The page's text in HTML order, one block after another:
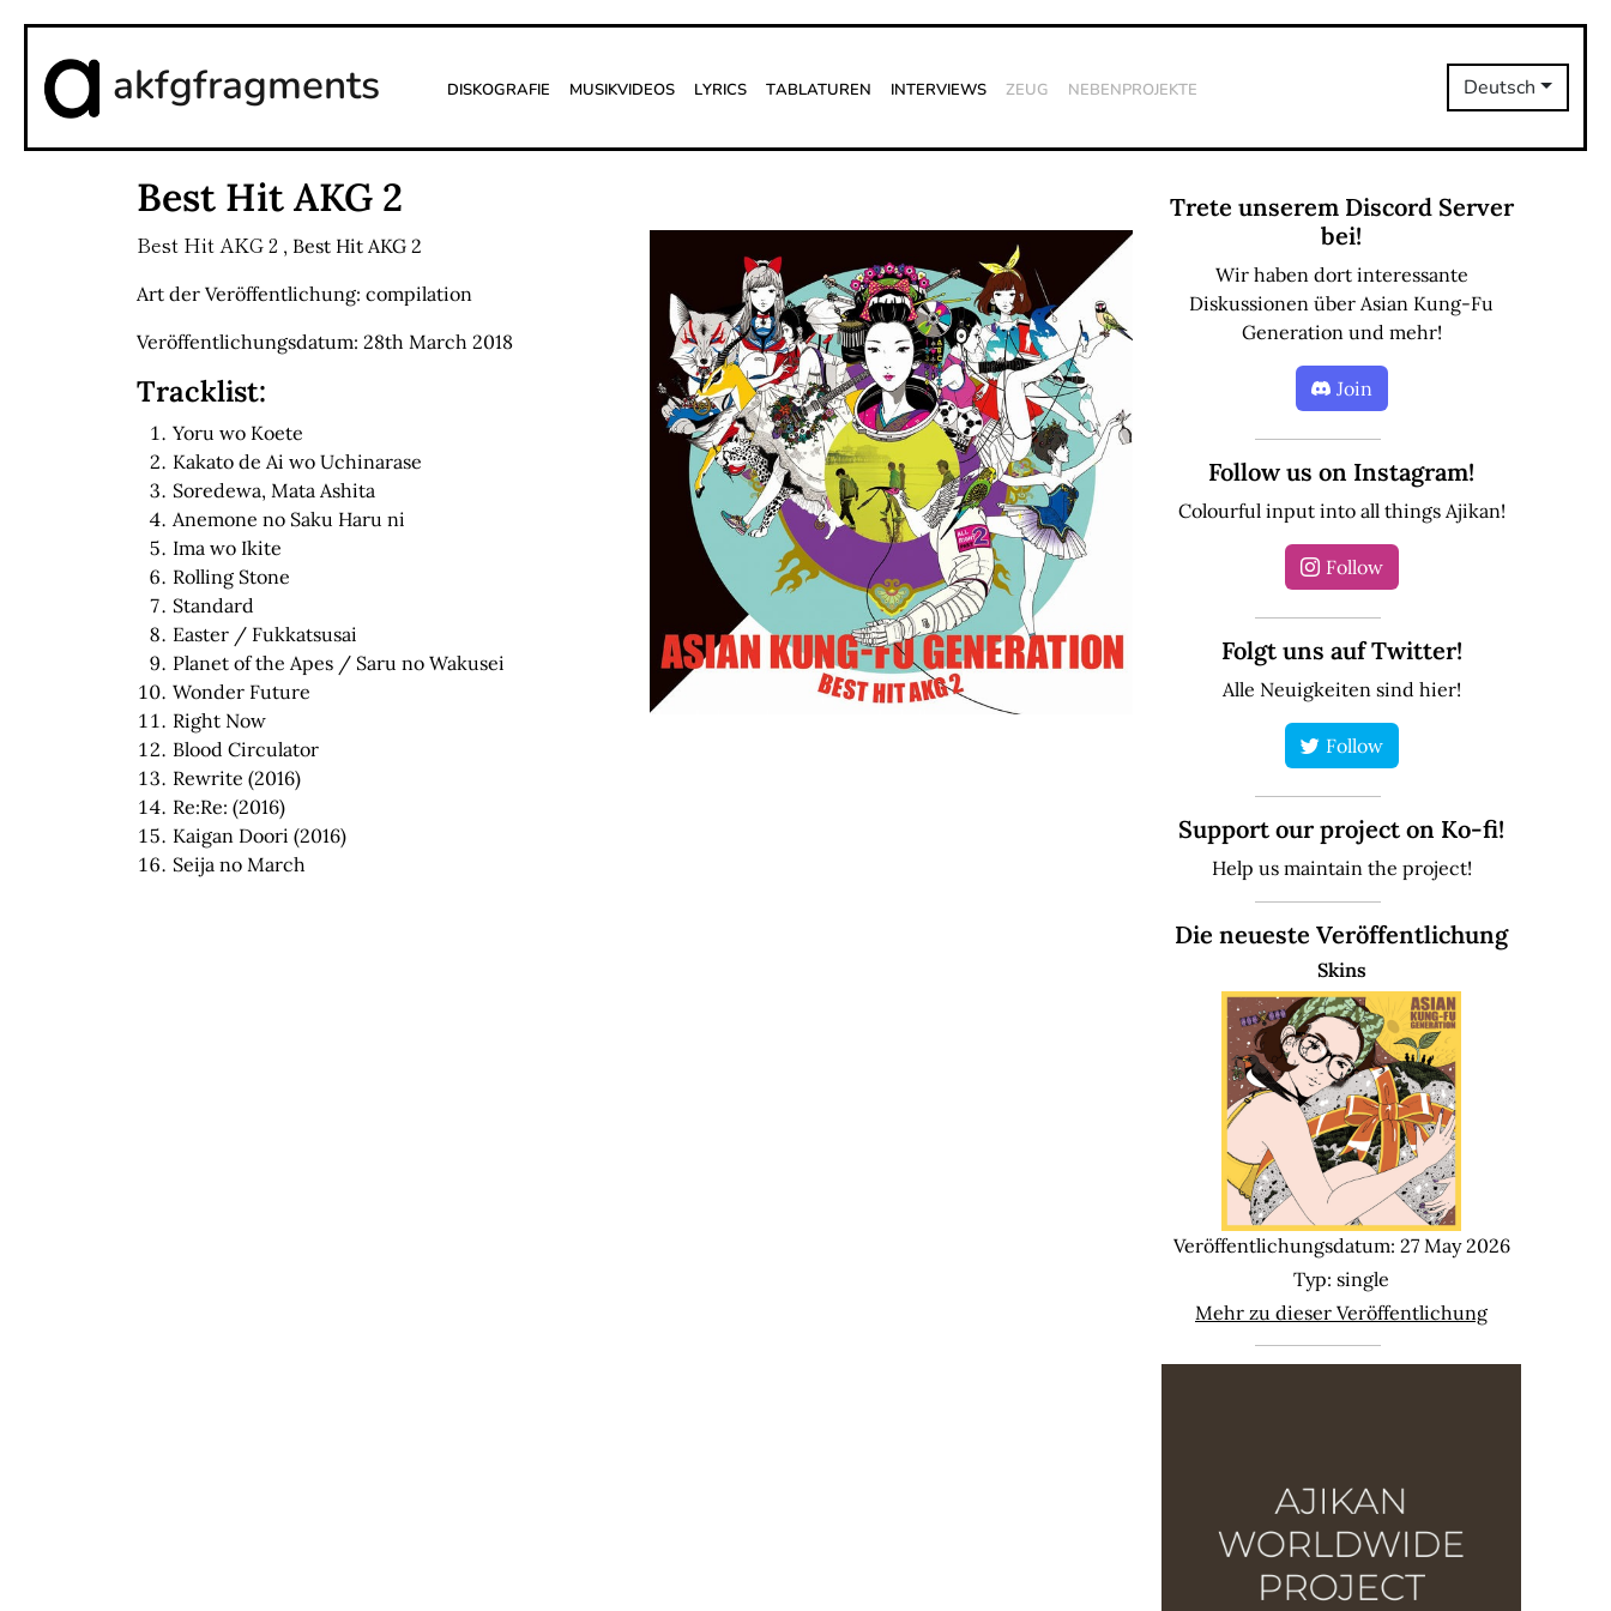
akfgfragments Diskografie Musikvideos Lyrics Tablaturen Interviews Zeug Nebenprojekte Deutsch
Best Hit AKG 2
Best Hit AKG 2 , Best Hit AKG 2
Art der Veröffentlichung: compilation
Veröffentlichungsdatum: 28th March 2018
Tracklist:
Yoru wo Koete
Kakato de Ai wo Uchinarase
Soredewa, Mata Ashita
Anemone no Saku Haru ni
Ima wo Ikite
Rolling Stone
Standard
Easter / Fukkatsusai
Planet of the Apes / Saru no Wakusei
Wonder Future
Right Now
Blood Circulator
Rewrite (2016)
Re:Re: (2016)
Kaigan Doori (2016)
Seija no March
Trete unserem Discord Server
bei!
Wir haben dort interessante
Diskussionen über Asian Kung-Fu
Generation und mehr!
Join
Follow us on Instagram!
Colourful input into all things Ajikan!
Follow
Folgt uns auf Twitter!
Alle Neuigkeiten sind hier!
Follow
Support our project on Ko-fi!
Help us maintain the project!
Die neueste Veröffentlichung
Skins
Veröffentlichungsdatum: 27 May 2026
Typ: single
Mehr zu dieser Veröffentlichung